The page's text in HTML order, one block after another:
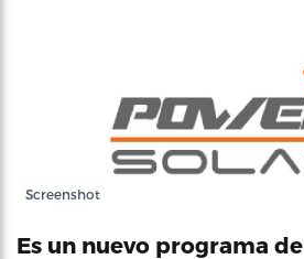
Screenshot
Es un nuevo programa de